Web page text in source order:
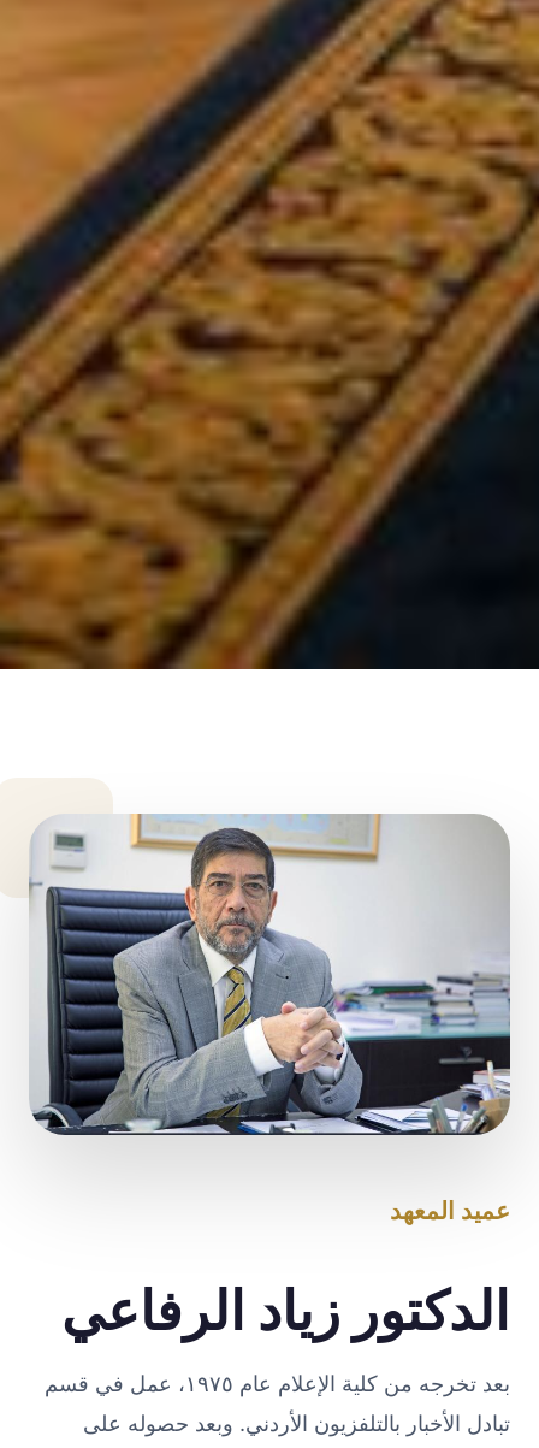
عميد المعهد
الدكتور زياد الرفاعي
بعد تخرجه من كلية الإعلام عام ١٩٧٥، عمل في قسم
تبادل الأخبار بالتلفزيون الأردني. وبعد حصوله على